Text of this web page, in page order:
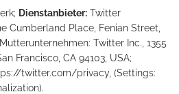
Dienstanbieter: Twitter
Cumberland Place, Fenian Street,
Twitter Inc., 1355
Francisco, CA 94103, USA;
twitter.com/privacy, (Settings:
).